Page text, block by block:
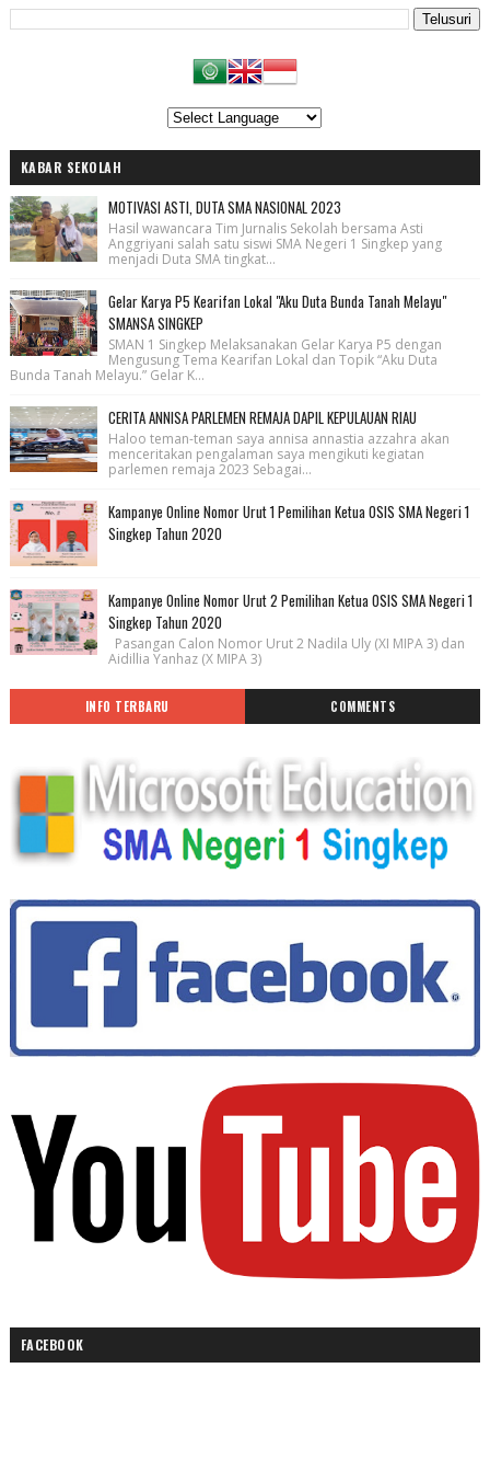
KABAR SEKOLAH
MOTIVASI ASTI, DUTA SMA NASIONAL 2023
Hasil wawancara Tim Jurnalis Sekolah bersama Asti
Anggriyani salah satu siswi SMA Negeri 1 Singkep yang
menjadi Duta SMA tingkat...
Gelar Karya P5 Kearifan Lokal "Aku Duta Bunda Tanah Melayu"
SMANSA SINGKEP
SMAN 1 Singkep Melaksanakan Gelar Karya P5 dengan
Mengusung Tema Kearifan Lokal dan Topik “Aku Duta
Bunda Tanah Melayu.” Gelar K...
CERITA ANNISA PARLEMEN REMAJA DAPIL KEPULAUAN RIAU
Haloo teman-teman saya annisa annastia azzahra akan
menceritakan pengalaman saya mengikuti kegiatan
parlemen remaja 2023 Sebagai...
Kampanye Online Nomor Urut 1 Pemilihan Ketua OSIS SMA Negeri 1
Singkep Tahun 2020
Kampanye Online Nomor Urut 2 Pemilihan Ketua OSIS SMA Negeri 1
Singkep Tahun 2020
Pasangan Calon Nomor Urut 2 Nadila Uly (XI MIPA 3) dan
Aidillia Yanhaz (X MIPA 3)
INFO TERBARU COMMENTS
FACEBOOK